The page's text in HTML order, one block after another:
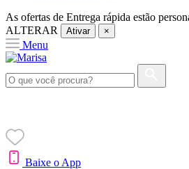
As ofertas de Entrega rápida estão
ALTERAR
Ativar ×
Menu
Baixe o App